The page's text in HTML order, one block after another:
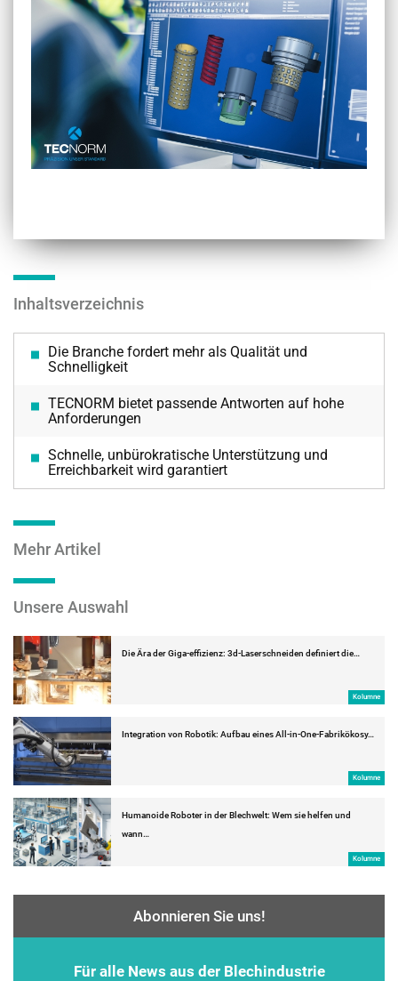
Inhaltsverzeichnis
Die Branche fordert mehr als Qualität und
Schnelligkeit
TECNORM bietet passende Antworten auf hohe
Anforderungen
Schnelle, unbürokratische Unterstützung und
Erreichbarkeit wird garantiert
Mehr Artikel
Unsere Auswahl
Die Ära der Giga-effizienz: 3d-Laserschneiden definiert die…
Kolumne
Integration von Robotik: Aufbau eines All-in-One-Fabrikökosy…
Kolumne
Humanoide Roboter in der Blechwelt: Wem sie helfen und
wann…
Kolumne
Abonnieren Sie uns!
Für alle News aus der Blechindustrie